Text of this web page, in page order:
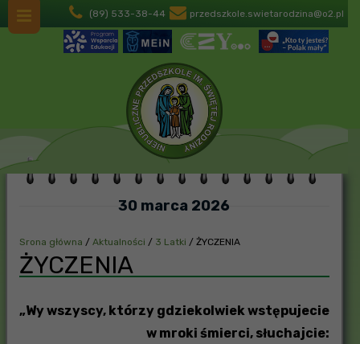
(89) 533-38-44 przedszkole.swietarodzina@o2.pl
30 marca 2026
Srona główna / Aktualności / 3 Latki / ŻYCZENIA
ŻYCZENIA
„Wy wszyscy, którzy gdziekolwiek wstępujecie
w mroki śmierci, słuchajcie: